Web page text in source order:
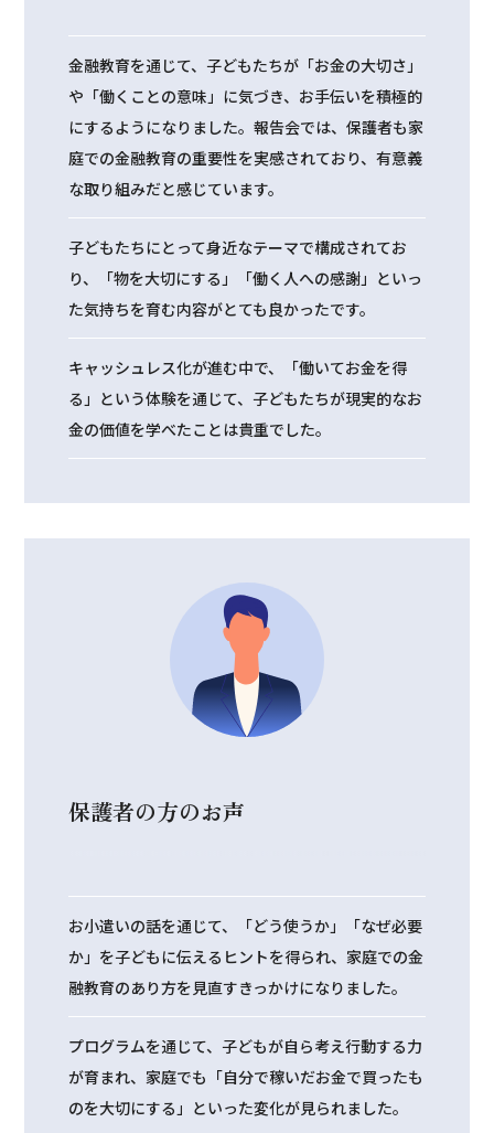
金融教育を通じて、子どもたちが「お金の大切さ」
や「働くことの意味」に気づき、お手伝いを積極的
にするようになりました。報告会では、保護者も家
庭での金融教育の重要性を実感されており、有意義
な取り組みだと感じています。
子どもたちにとって身近なテーマで構成されてお
り、「物を大切にする」「働く人への感謝」といっ
た気持ちを育む内容がとても良かったです。
キャッシュレス化が進む中で、「働いてお金を得
る」という体験を通じて、子どもたちが現実的なお
金の価値を学べたことは貴重でした。
保護者の方のお声
お小遣いの話を通じて、「どう使うか」「なぜ必要
か」を子どもに伝えるヒントを得られ、家庭での金
融教育のあり方を見直すきっかけになりました。
プログラムを通じて、子どもが自ら考え行動する力
が育まれ、家庭でも「自分で稼いだお金で買ったも
のを大切にする」といった変化が見られました。